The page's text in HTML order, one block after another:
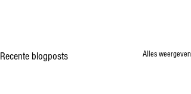
Recente blogposts Alles weergeven